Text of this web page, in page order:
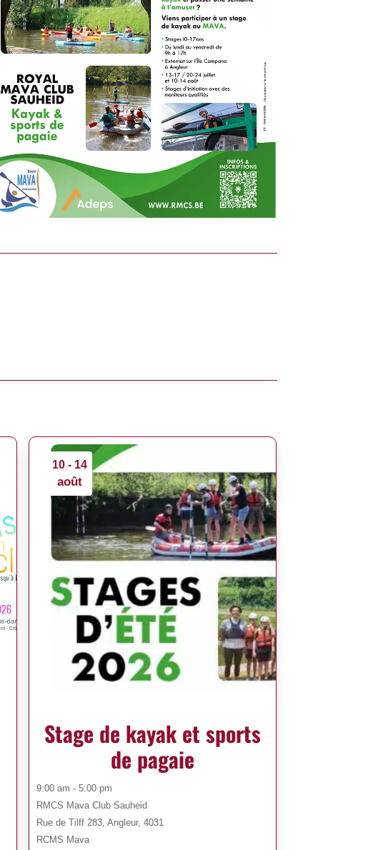
10 - 14
août
Stage de kayak et sports
de pagaie
9:00 am - 5:00 pm
RMCS Mava Club Sauheid
Rue de Tilff 283, Angleur, 4031
RCMS Mava